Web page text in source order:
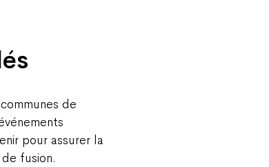
de
pour assurer la
fusion.